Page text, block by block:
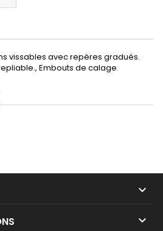
vissables avec repères gradués.
Embouts de calage.

